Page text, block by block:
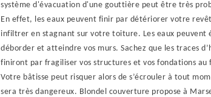
système d'évacuation d'une gouttière peut être très
En effet, les eaux peuvent finir par détériorer votre
infiltrer en stagnant sur votre toiture. Les eaux peuvent
déborder et atteindre vos murs. Sachez que les traces
finiront par fragiliser vos structures et vos fondations au
Votre bâtisse peut risquer alors de s’écrouler à tout
sera très dangereux. Blondel couverture propose à